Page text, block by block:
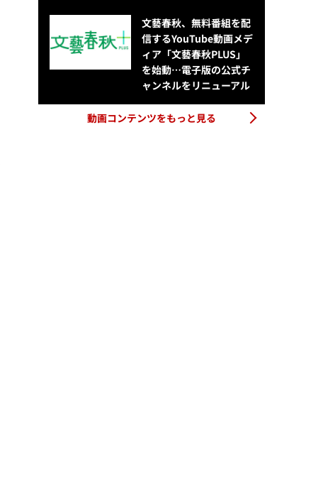
文藝春秋、無料番組を配
信するYouTube動画メデ
ィア「文藝春秋PLUS」
を始動…電子版の公式チ
ャンネルをリニューアル
動画コンテンツをもっと見る